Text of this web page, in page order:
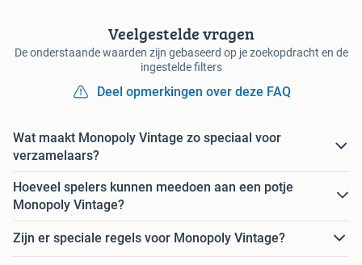
Veelgestelde vragen
De onderstaande waarden zijn gebaseerd op je zoekopdracht en de
ingestelde filters
Deel opmerkingen over deze FAQ
Wat maakt Monopoly Vintage zo speciaal voor
verzamelaars?
Hoeveel spelers kunnen meedoen aan een potje
Monopoly Vintage?
Zijn er speciale regels voor Monopoly Vintage?